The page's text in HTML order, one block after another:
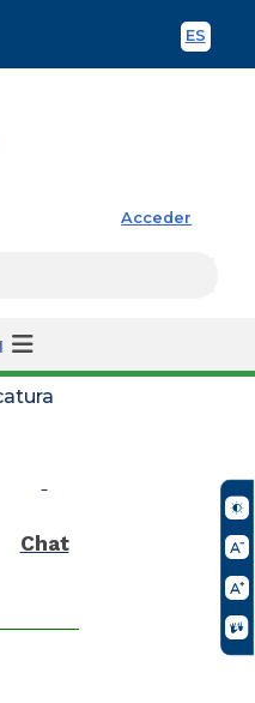
ES
Acceder
Chat